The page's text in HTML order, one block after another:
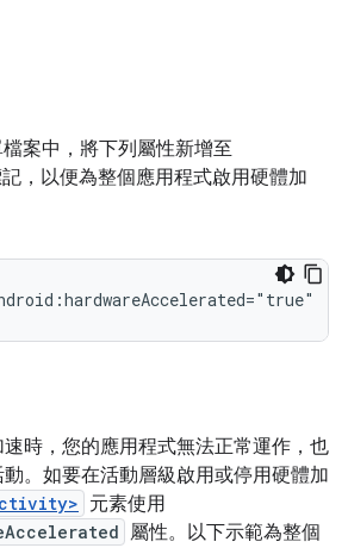
案中，將下列屬性新增至
，以便為整個應用程式啟用硬體加
時，您的應用程式無法正常運作，也
。如要在活動層級啟用或停用硬體加
元素使用
屬性。以下示範為整個